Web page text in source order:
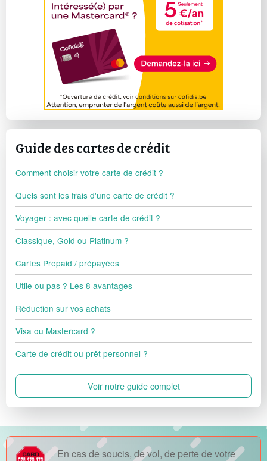
Guide des cartes de crédit
Comment choisir votre carte de crédit ?
Quels sont les frais d'une carte de crédit ?
Voyager : avec quelle carte de crédit ?
Classique, Gold ou Platinum ?
Cartes Prepaid / prépayées
Utile ou pas ? Les 8 avantages
Réduction sur vos achats
Visa ou Mastercard ?
Carte de crédit ou prêt personnel ?
Voir notre guide complet
En cas de soucis, de vol, de perte de votre